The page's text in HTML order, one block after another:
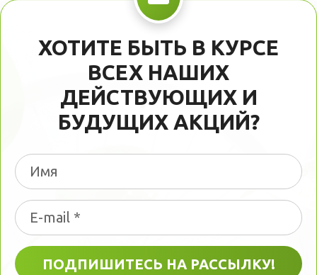
ХОТИТЕ БЫТЬ В КУРСЕ
ВСЕХ НАШИХ
ДЕЙСТВУЮЩИХ И
БУДУЩИХ АКЦИЙ?